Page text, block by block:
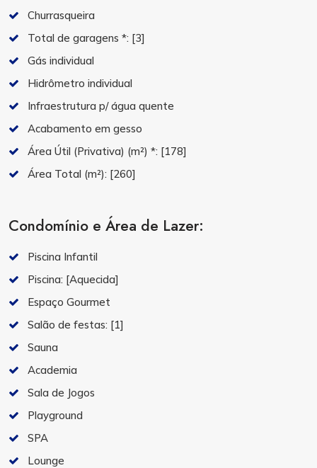
Churrasqueira
Total de garagens *: [3]
Gás individual
Hidrômetro individual
Infraestrutura p/ água quente
Acabamento em gesso
Área Útil (Privativa) (m²) *: [178]
Área Total (m²): [260]
Condomínio e Área de Lazer:
Piscina Infantil
Piscina: [Aquecida]
Espaço Gourmet
Salão de festas: [1]
Sauna
Academia
Sala de Jogos
Playground
SPA
Lounge